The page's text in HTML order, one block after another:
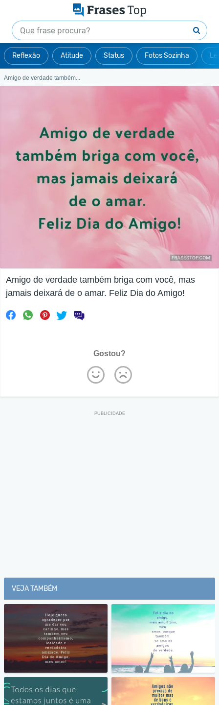
Reflexão Atitude Status Fotos Sozinha
Amigo de verdade também...
Amigo de verdade também briga com você, mas
jamais deixará de o amar. Feliz Dia do Amigo!
Gostou?
VEJA TAMBÉM